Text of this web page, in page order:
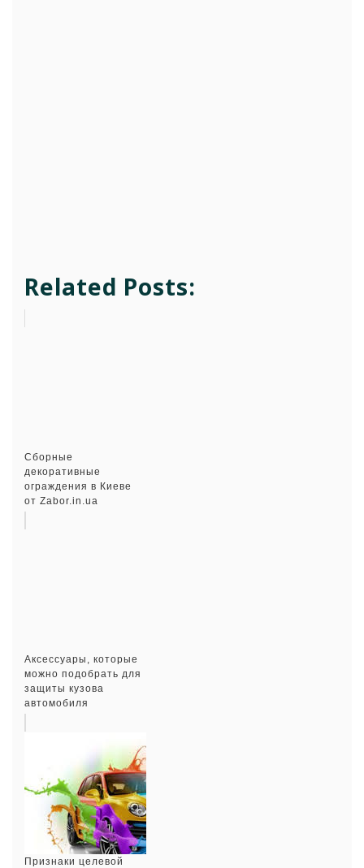
Related Posts:
Сборные
декоративные
ограждения в Киеве
от Zabor.in.ua
Аксессуары, которые
можно подобрать для
защиты кузова
автомобиля
Признаки целевой